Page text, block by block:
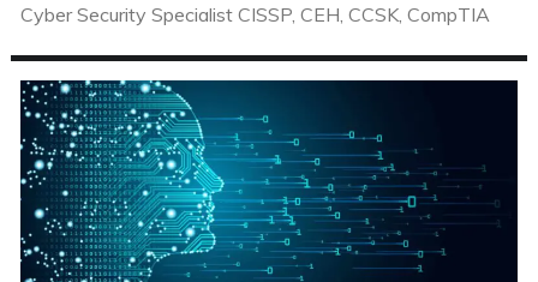
Cyber Security Specialist CISSP, CEH, CCSK, CompTIA